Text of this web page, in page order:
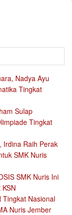
Nadya Ayu
Tingkat
Sulap
Tingkat
Irdina Raih Perak
SMK Nuris
SMK Nuris Ini
Tingkat Nasional
Nuris Jember